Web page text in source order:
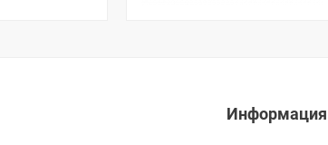
Информация